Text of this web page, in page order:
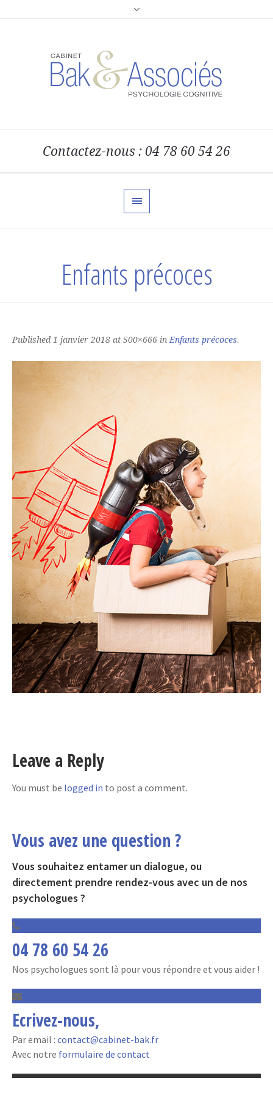
Contactez-nous : 04 78 60 54 26
Enfants précoces
Published 1 janvier 2018 at 500×666 in Enfants précoces.
Leave a Reply
You must be logged in to post a comment.
Vous avez une question ?
Vous souhaitez entamer un dialogue, ou
directement prendre rendez-vous avec un de nos
psychologues ?
04 78 60 54 26
Nos psychologues sont là pour vous répondre et vous aider !
Ecrivez-nous,
Par email : contact@cabinet-bak.fr
Avec notre formulaire de contact